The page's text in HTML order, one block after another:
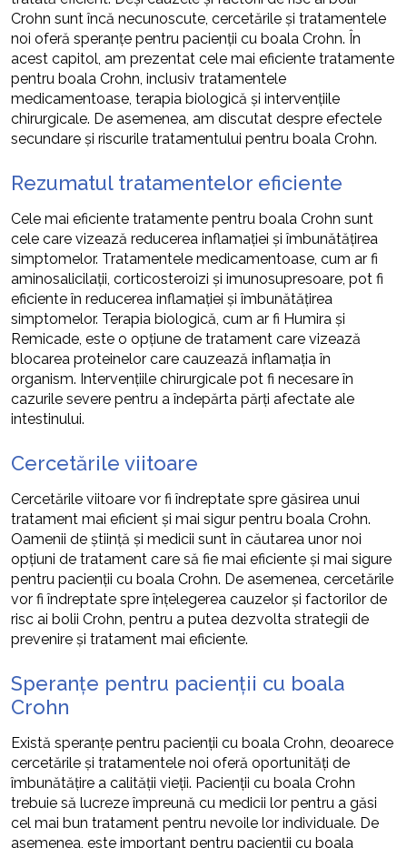
Crohn sunt încă necunoscute, cercetările și tratamentele
noi oferă speranțe pentru pacienții cu boala Crohn. În
acest capitol, am prezentat cele mai eficiente tratamente
pentru boala Crohn, inclusiv tratamentele
medicamentoase, terapia biologică și intervențiile
chirurgicale. De asemenea, am discutat despre efectele
secundare și riscurile tratamentului pentru boala Crohn.
Rezumatul tratamentelor eficiente
Cele mai eficiente tratamente pentru boala Crohn sunt
cele care vizează reducerea inflamației și îmbunătățirea
simptomelor. Tratamentele medicamentoase, cum ar fi
aminosalicilații, corticosteroizi și imunosupresoare, pot fi
eficiente în reducerea inflamației și îmbunătățirea
simptomelor. Terapia biologică, cum ar fi Humira și
Remicade, este o opțiune de tratament care vizează
blocarea proteinelor care cauzează inflamația în
organism. Intervențiile chirurgicale pot fi necesare în
cazurile severe pentru a îndepărta părți afectate ale
intestinului.
Cercetările viitoare
Cercetările viitoare vor fi îndreptate spre găsirea unui
tratament mai eficient și mai sigur pentru boala Crohn.
Oamenii de știință și medicii sunt în căutarea unor noi
opțiuni de tratament care să fie mai eficiente și mai sigure
pentru pacienții cu boala Crohn. De asemenea, cercetările
vor fi îndreptate spre înțelegerea cauzelor și factorilor de
risc ai bolii Crohn, pentru a putea dezvolta strategii de
prevenire și tratament mai eficiente.
Speranțe pentru pacienții cu boala
Crohn
Există speranțe pentru pacienții cu boala Crohn, deoarece
cercetările și tratamentele noi oferă oportunități de
îmbunătățire a calității vieții. Pacienții cu boala Crohn
trebuie să lucreze împreună cu medicii lor pentru a găsi
cel mai bun tratament pentru nevoile lor individuale. De
asemenea, este important pentru pacienții cu boala